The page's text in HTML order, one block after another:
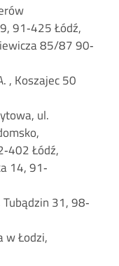
91‐425 Łódź,
85/87 90‐
, Koszajec 50
ul.
Łódź,
14, 91‐
31, 98‐
w Łodzi,